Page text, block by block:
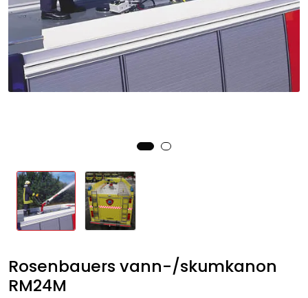
Rosenbauers vann-/skumkanon
RM24M